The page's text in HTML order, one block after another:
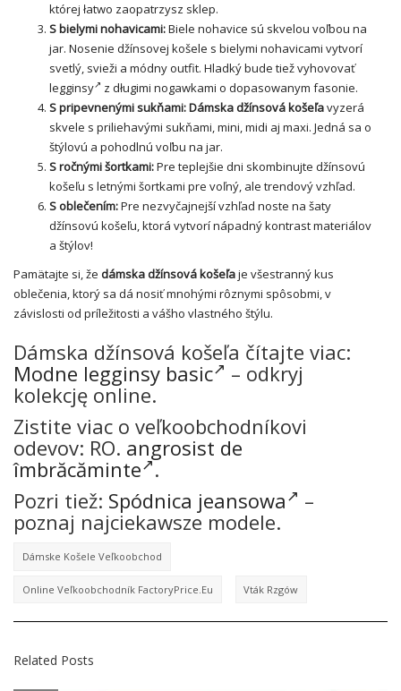
której łatwo zaopatrzysz sklep.
S bielymi nohavicami:Biele nohavice sú skvelou voľbou na
jar. Nosenie džínsovej košele s bielymi nohavicami vytvorí
svetlý, svieži a módny outfit. Hladký bude tiež vyhovovať
legginsy
z długimi nogawkami o dopasowanym fasonie.
S pripevnenými sukňami:Dámska džínsová košeľavyzerá
skvele s priliehavými sukňami, mini, midi aj maxi. Jedná sa o
štýlovú a pohodlnú voľbu na jar.
S ročnými šortkami:Pre teplejšie dni skombinujte džínsovú
košeľu s letnými šortkami pre voľný, ale trendový vzhľad.
S oblečením:Pre nezvyčajnejší vzhľad noste na šaty
džínsovú košeľu, ktorá vytvorí nápadný kontrast materiálov
a štýlov!
Pamätajte si, že dámska džínsová košeľaje všestranný kus
oblečenia, ktorý sa dá nosiť mnohými rôznymi spôsobmi, v
závislosti od príležitosti a vášho vlastného štýlu.
Dámska džínsová košeľa čítajte viac:
Modne legginsy basic
– odkryj
kolekcję online.
Zistite viac o veľkoobchodníkovi
odevov: RO. angrosist de
îmbrăcăminte .
Pozri tiež: Spódnica jeansowa
–
poznaj najciekawsze modele.
Dámske Košele Veľkoobchod
Online Veľkoobchodník FactoryPrice.eu Vták Rzgów
Related Posts